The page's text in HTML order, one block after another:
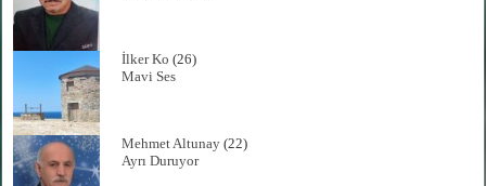
İlker Ko (26)
Mavi Ses
Mehmet Altunay (22)
Ayrı Duruyor